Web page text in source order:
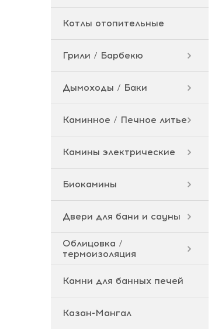
Котлы отопительные
Грили / Барбекю
Дымоходы / Баки
Каминное / Печное литье
Камины электрические
Биокамины
Двери для бани и сауны
Облицовка /
термоизоляция
Камни для банных печей
Казан-Мангал